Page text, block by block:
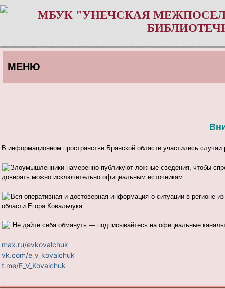
МБУК "УНЕЧСКАЯ
МЕНЮ
В информационном пространстве Брянской области участились случаи
Злоумышленники намеренно публикуют ложные сведения, чтобы
доверять можно исключительно официальным источникам.
Вся оперативная и достоверная информация о ситуации в регионе
области Егора Ковальчука.
Не дайте себя обмануть — подписывайтесь на официальные
max.ru/evkovalchuk
vk.com/e_v_kovalchuk
t.me/E_V_Kovalchuk